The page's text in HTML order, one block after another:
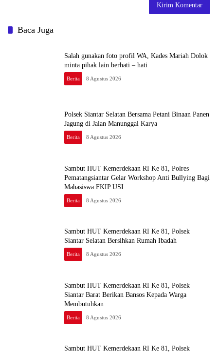
Baca Juga
Salah gunakan foto profil WA, Kades Mariah Dolok
minta pihak lain berhati – hati
Berita 8 Agustus 2026
Polsek Siantar Selatan Bersama Petani Binaan Panen
Jagung di Jalan Manunggal Karya
Berita 8 Agustus 2026
Sambut HUT Kemerdekaan RI Ke 81, Polres
Pematangsiantar Gelar Workshop Anti Bullying Bagi
Mahasiswa FKIP USI
Berita 8 Agustus 2026
Sambut HUT Kemerdekaan RI Ke 81, Polsek
Siantar Selatan Bersihkan Rumah Ibadah
Berita 8 Agustus 2026
Sambut HUT Kemerdekaan RI Ke 81, Polsek
Siantar Barat Berikan Bansos Kepada Warga
Membutuhkan
Berita 8 Agustus 2026
Sambut HUT Kemerdekaan RI Ke 81, Polsek